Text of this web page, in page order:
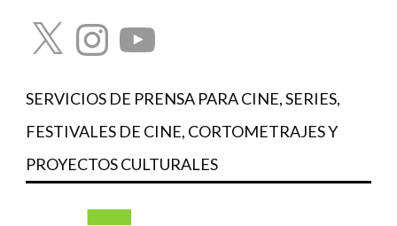
X InstagramYouTube
SERVICIOS DE PRENSA PARA CINE, SERIES,
FESTIVALES DE CINE, CORTOMETRAJES Y
PROYECTOS CULTURALES